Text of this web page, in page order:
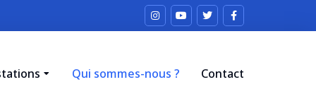
Qui sommes-nous ? Contact